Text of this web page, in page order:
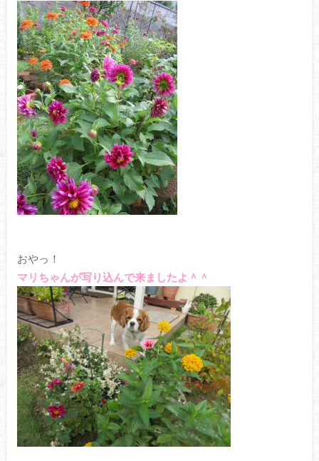
おやっ！
マリちゃんが写り込んで来ましたよ＾＾